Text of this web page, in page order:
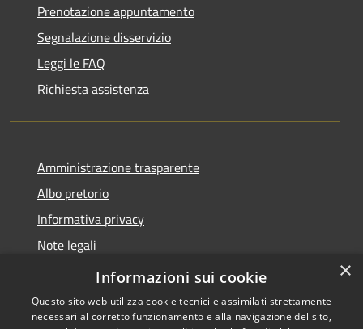
Prenotazione appuntamento
Segnalazione disservizio
Leggi le FAQ
Richiesta assistenza
Amministrazione trasparente
Albo pretorio
Informativa privacy
Note legali
Dichiarazione di accessibilità
×
Informazioni sui cookie
Questo sito web utilizza cookie tecnici e assimilati strettamente
necessari al corretto funzionamento e alla navigazione del sito,